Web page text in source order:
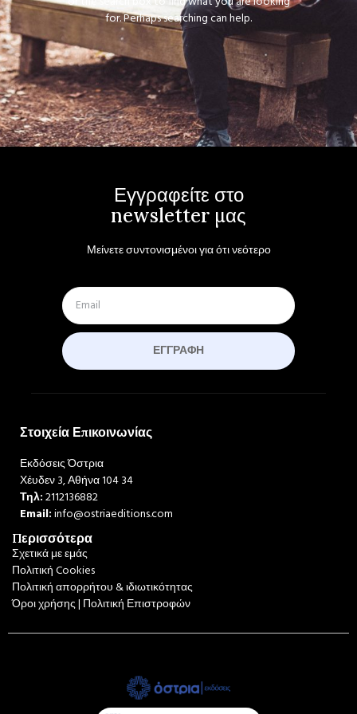
for. Perhaps searching can help.
Εγγραφείτε στο
newsletter μας
Μείνετε συντονισμένοι για ότι νεότερο
ΕΓΓΡΑΦΉ
Στοιχεία Επικοινωνίας
Εκδόσεις Όστρια
Χέυδεν 3, Αθήνα 104 34
Τηλ:2112136882
Email:info@ostriaeditions.com
Περισσότερα
Σχετικά με εμάς
Πολιτική Cookies
Πολιτική απορρήτου & ιδιωτικότητας
Όροι χρήσης | Πολιτική Επιστροφών